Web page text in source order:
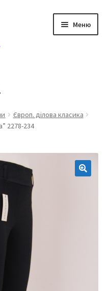
Меню
Європ. ділова класика
2278-234